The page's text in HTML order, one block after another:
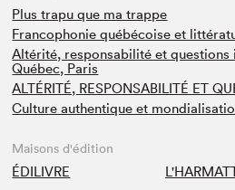
Plus trapu que ma trappe
Francophonie québécoise et
Altérité, responsabilité et questions
Québec, Paris
ALTÉRITÉ, RESPONSABILITÉ ET
Culture authentique et
Maisons d'édition
ÉDILIVRE